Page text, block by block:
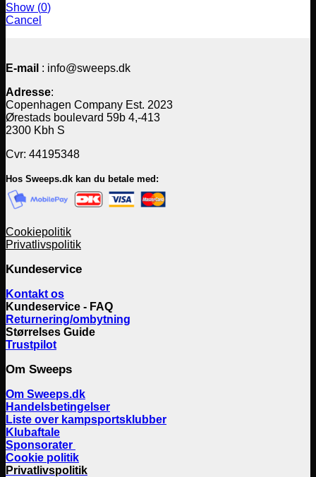
Show (0)
Cancel
E-mail : info@sweeps.dk
Adresse:
Copenhagen Company Est. 2023
Ørestads boulevard 59b 4,-413
2300 Kbh S
Cvr: 44195348
Hos Sweeps.dk kan du betale med:
Cookiepolitik
Privatlivspolitik
Kundeservice
Kontakt os
Kundeservice - FAQ
Returnering/ombytning
Størrelses Guide
Trustpilot
Om Sweeps
Om Sweeps.dk
Handelsbetingelser
Liste over kampsportsklubber
Klubaftale
Sponsorater
Cookie politik
Privatlivspolitik